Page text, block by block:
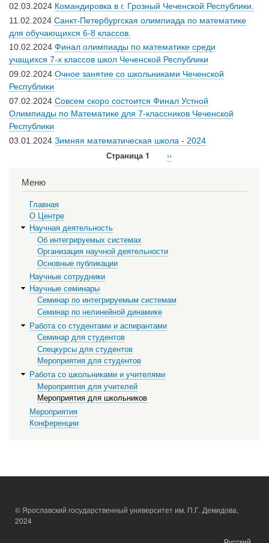
02.03.2024 Командировка в г. Грозный Чеченской Республики.
11.02.2024 Санкт-Петербургская олимпиада по математике
для обучающихся 6-8 классов.
10.02.2024 Финал олимпиады по математике среди
учащихся 7-х классов школ Чеченской Республики
09.02.2024 Очное занятие со школьниками Чеченской
Республики
07.02.2024 Совсем скоро состоится Финал Устной
Олимпиады по Математике для 7-классников Чеченской
Республики
03.01.2024 Зимняя математическая школа - 2024
страниц
Страница 1
Следующая
››
Меню
Главная
О Центре
Научная деятельность
Об интегрируемых системах
Организация научной деятельности
Основные публикации
Научные сотрудники
Научные семинары
Семинар по интегрируемым системам
Семинар по нелинейной динамике
Работа со студентами и аспирантами
Семинар для студентов
Спецкурсы для студентов
Мероприятия для студентов
Работа со школьниками и учителями
Мероприятия для учителей
Мероприятия для школьников
Мероприятия
Конференции
© Ярославский государственный университет им. П.Г. Демидова,
2024